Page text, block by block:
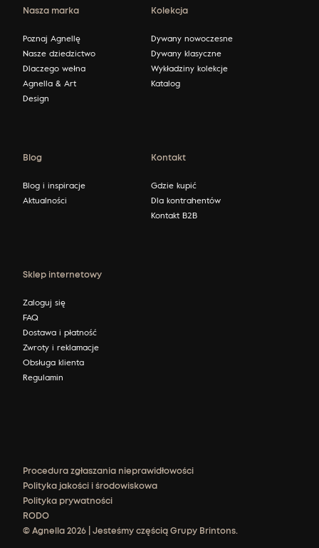
Nasza marka
Poznaj Agnellę
Nasze dziedzictwo
Dlaczego wełna
Agnella & Art
Design
Kolekcja
Dywany nowoczesne
Dywany klasyczne
Wykładziny kolekcje
Katalog
Blog
Blog i inspiracje
Aktualności
Kontakt
Gdzie kupić
Dla kontrahentów
Kontakt B2B
Sklep internetowy
Zaloguj się
FAQ
Dostawa i płatność
Zwroty i reklamacje
Obsługa klienta
Regulamin
Procedura zgłaszania nieprawidłowości
Polityka jakości i środowiskowa
Polityka prywatności
RODO
© Agnella 2026 | Jesteśmy częścią Grupy Brintons.